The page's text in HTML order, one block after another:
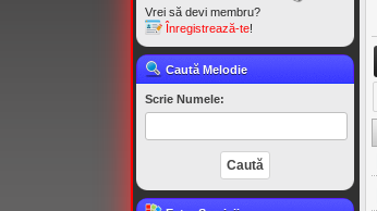
Vrei să devi membru?
Înregistrează-te!
Caută Melodie
Scrie Numele: